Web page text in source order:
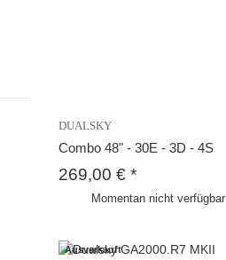
DUALSKY
Combo 48" - 30E - 3D - 4S
269,00 € *
Momentan nicht verfügbar
Ausverkauft